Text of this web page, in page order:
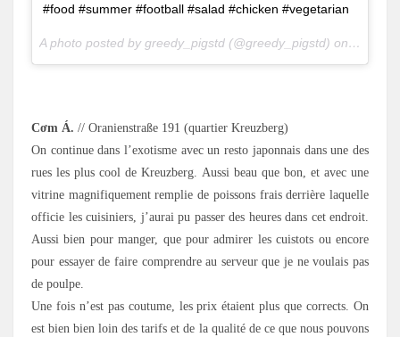
#food #summer #football #salad #chicken #vegetarian
A photo posted by greedy_pigstd (@greedy_pigstd) onJun 16,
Cơm Á. // Oranienstraße 191 (quartier Kreuzberg)
On continue dans l’exotisme avec un resto japonnais dans une des
rues les plus cool de Kreuzberg. Aussi beau que bon, et avec une
vitrine magnifiquement remplie de poissons frais derrière laquelle
officie les cuisiniers, j’aurai pu passer des heures dans cet endroit.
Aussi bien pour manger, que pour admirer les cuistots ou encore
pour essayer de faire comprendre au serveur que je ne voulais pas
de poulpe.
Une fois n’est pas coutume, les prix étaient plus que corrects. On
est bien bien loin des tarifs et de la qualité de ce que nous pouvons